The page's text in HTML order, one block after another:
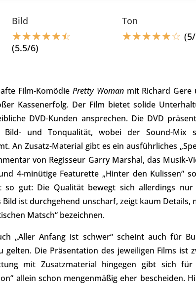
Bild
☆☆☆☆☆☆
(5.5/6)
Ton
☆☆☆☆☆☆
Film-KomödiePretty Womanmit Richard Gere
Kassenerfolg. Der Film bietet solide
DVD-Kunden ansprechen. Die DVD
und Tonqualität, wobei der Sound-Mix
An Zusatz-Material gibt es ein ausführliches
von Regisseur Garry Marshal, das Musik-
4-minütige Featurette „Hinter den Kulissen“
so gut: Die Qualität bewegt sich allerdings
Bild ist durchgehend unscharf, zeigt kaum Details,
Matsch“ bezeichnen.
„Aller Anfang ist schwer“ scheint auch für
gelten. Die Präsentation des jeweiligen Films ist
mit Zusatzmaterial hingegen gibt sich
allein schon mengenmäßig eher bescheiden.